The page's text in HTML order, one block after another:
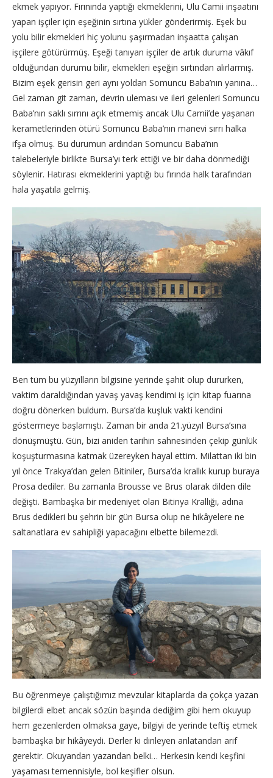
ekmek yapıyor. Fırınında yaptığı ekmeklerini, Ulu Camii inşaatını
yapan işçiler için eşeğinin sırtına yükler gönderirmiş. Eşek bu
yolu bilir ekmekleri hiç yolunu şaşırmadan inşaatta çalışan
işçilere götürürmüş. Eşeği tanıyan işçiler de artık duruma vâkıf
olduğundan durumu bilir, ekmekleri eşeğin sırtından alırlarmış.
Bizim eşek gerisin geri aynı yoldan Somuncu Baba’nın yanına…
Gel zaman git zaman, devrin uleması ve ileri gelenleri Somuncu
Baba’nın saklı sırrını açık etmemiş ancak Ulu Camii’de yaşanan
kerametlerinden ötürü Somuncu Baba’nın manevi sırrı halka
ifşa olmuş. Bu durumun ardından Somuncu Baba’nın
talebeleriyle birlikte Bursa’yı terk ettiği ve bir daha dönmediği
söylenir. Hatırası ekmeklerini yaptığı bu fırında halk tarafından
hala yaşatıla gelmiş.
Ben tüm bu yüzyılların bilgisine yerinde şahit olup dururken,
vaktim daraldığından yavaş yavaş kendimi iş için kitap fuarına
doğru dönerken buldum. Bursa’da kuşluk vakti kendini
göstermeye başlamıştı. Zaman bir anda 21.yüzyıl Bursa’sına
dönüşmüştü. Gün, bizi aniden tarihin sahnesinden çekip günlük
koşuşturmasına katmak üzereyken hayal ettim. Milattan iki bin
yıl önce Trakya’dan gelen Bitiniler, Bursa’da krallık kurup buraya
Prosa dediler. Bu zamanla Brousse ve Brus olarak dilden dile
değişti. Bambaşka bir medeniyet olan Bitinya Krallığı, adına
Brus dedikleri bu şehrin bir gün Bursa olup ne hikâyelere ne
saltanatlara ev sahipliği yapacağını elbette bilemezdi.
Bu öğrenmeye çalıştığımız mevzular kitaplarda da çokça yazan
bilgilerdi elbet ancak sözün başında dediğim gibi hem okuyup
hem gezenlerden olmaksa gaye, bilgiyi de yerinde teftiş etmek
bambaşka bir hikâyeydi. Derler ki dinleyen anlatandan arif
gerektir. Okuyandan yazandan belki… Herkesin kendi keşfini
yaşaması temennisiyle, bol keşifler olsun.